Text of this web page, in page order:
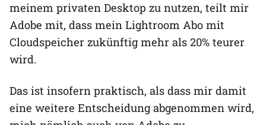
meinem privaten Desktop zu nutzen, teilt mir
Adobe mit, dass mein Lightroom Abo mit
Cloudspeicher zukünftig mehr als 20% teurer
wird.
Das ist insofern praktisch, als dass mir damit
eine weitere Entscheidung abgenommen wird,